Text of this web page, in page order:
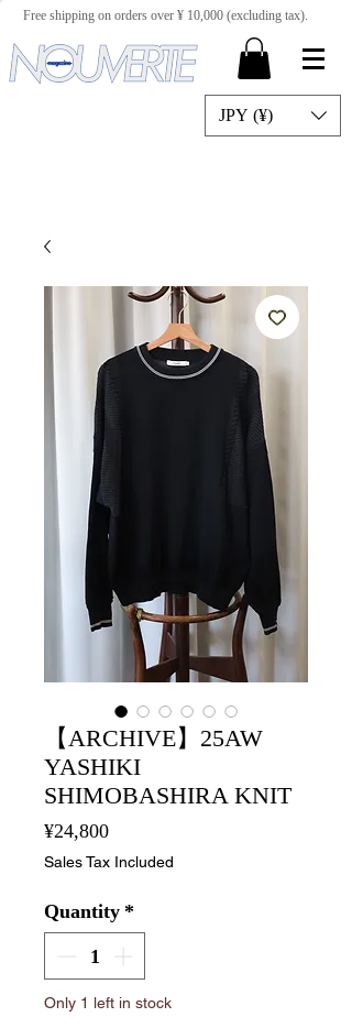
Free shipping on orders over ¥ 10,000 (excluding tax).
JPY (¥)
【ARCHIVE】25AW
YASHIKI
SHIMOBASHIRA KNIT
¥24,800Price
Sales Tax Included
Quantity *
Only 1 left in stock